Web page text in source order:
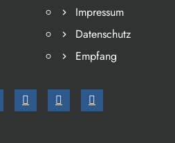
Impressum
Datenschutz
Empfang